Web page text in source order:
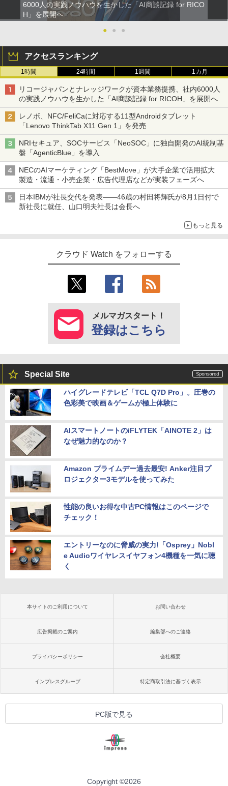
6000人の実践ノウハウを生かした「AI商談記録 for RICO
H」を展開へ
●
● ●
アクセスランキング
1時間 24時間 1週間 1カ月
リコージャパンとナレッジワークが資本業務提携、社内6000人
の実践ノウハウを生かした「AI商談記録 for RICOH」を展開へ
レノボ、NFC/FeliCaに対応する11型Androidタブレット
「Lenovo ThinkTab X11 Gen 1」を発売
NRIセキュア、SOCサービス「NeoSOC」に独自開発のAI統制基
盤「AgenticBlue」を導入
NECのAIマーケティング「BestMove」が大手企業で活用拡大
製造・流通・小売企業・広告代理店などが実装フェーズへ
日本IBMが社長交代を発表――46歳の村田将輝氏が8月1日付で
新社長に就任、山口明夫社長は会長へ
もっと見る
クラウド Watch をフォローする
メルマガスタート！
登録はこちら
Special Site
ハイグレードテレビ「TCL Q7D Pro」。圧巻の
色彩美で映画＆ゲームが極上体験に
AIスマートノートのiFLYTEK「AINOTE 2」は
なぜ魅力的なのか？
Amazon プライムデー過去最安! Anker注目プ
ロジェクター3モデルを使ってみた
性能の良いお得な中古PC情報はこのページで
チェック！
エントリーなのに脅威の実力!「Osprey」Nobl
e Audioワイヤレスイヤフォン4機種を一気に聴
く
本サイトのご利用について お問い合わせ
広告掲載のご案内 編集部へのご連絡
プライバシーポリシー 会社概要
インプレスグループ 特定商取引法に基づく表示
PC版で見る
Copyright ©2026